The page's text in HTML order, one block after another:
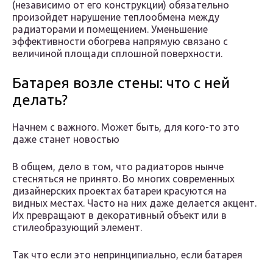
(независимо от его конструкции) обязательно
произойдет нарушение теплообмена между
радиаторами и помещением. Уменьшение
эффективности обогрева напрямую связано с
величиной площади сплошной поверхности.
Батарея возле стены: что с ней
делать?
Начнем с важного. Может быть, для кого-то это
даже станет новостью
В общем, дело в том, что радиаторов нынче
стесняться не принято. Во многих современных
дизайнерских проектах батареи красуются на
видных местах. Часто на них даже делается акцент.
Их превращают в декоративный объект или в
стилеобразующий элемент.
Так что если это непринципиально, если батарея